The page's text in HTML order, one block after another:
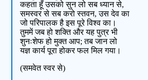
कहता हूँ उसको सुन लो सब ध्यान से,
समस्वर से सब करो स्तवन, उस देव का
जो परिपालक है इस पूरे विश्व का।
तुममें जब हो शक्ति और यह पुत्र भी
शुनःशेफ हो मुक्त आप; तब जान लो
यज्ञ कार्य पूरा होकर फल मिल गया।
(समवेत स्वर से)